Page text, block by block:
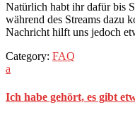
Natürlich habt ihr dafür bis
während des Streams dazu
Nachricht hilft uns jedoch
Category: FAQ
a
Ich habe gehört, es gibt